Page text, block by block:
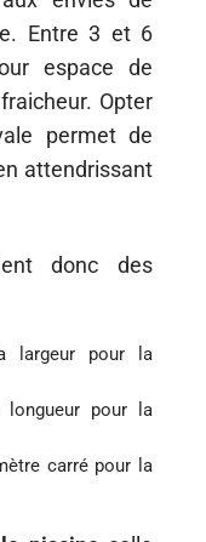
Entre 3 et 6
espace de
Opter
permet de
attendrissant
donc des
largeur pour la
pour la
carré pour la